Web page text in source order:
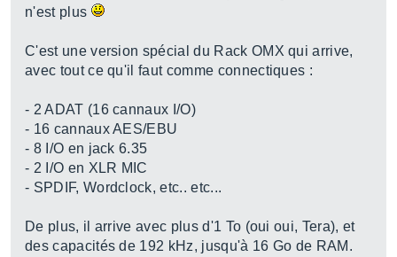
n'est plus
C'est une version spécial du Rack OMX qui arrive,
avec tout ce qu'il faut comme connectiques :
- 2 ADAT (16 cannaux I/O)
- 16 cannaux AES/EBU
- 8 I/O en jack 6.35
- 2 I/O en XLR MIC
- SPDIF, Wordclock, etc.. etc...
De plus, il arrive avec plus d'1 To (oui oui, Tera), et
des capacités de 192 kHz, jusqu'à 16 Go de RAM.